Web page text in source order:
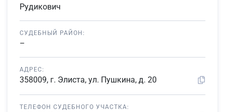
Рудикович
СУДЕБНЫЙ РАЙОН:
–
АДРЕС:
358009, г. Элиста, ул. Пушкина, д. 20
ТЕЛЕФОН СУДЕБНОГО УЧАСТКА: